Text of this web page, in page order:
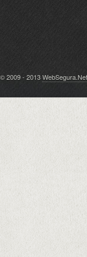
© 2009 - 2013